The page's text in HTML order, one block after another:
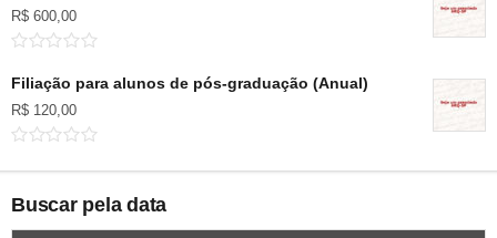
R$ 600,00
Filiação para alunos de pós-graduação (Anual)
R$ 120,00
Buscar pela data